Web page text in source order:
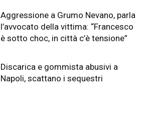
Aggressione a Grumo Nevano, parla
l’avvocato della vittima: “Francesco
è sotto choc, in città c’è tensione”
Discarica e gommista abusivi a
Napoli, scattano i sequestri